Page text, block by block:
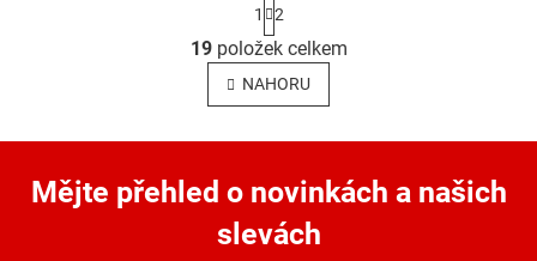
O
v
l
á
í
r
t
r
á
n
k
v
n
í
1 2
19položek celkem
NAHORU
Mějte přehled o novinkách a našich
slevách